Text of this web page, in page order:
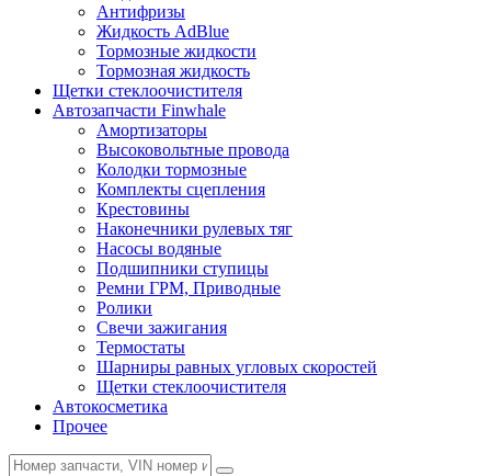
Антифризы
Жидкость AdBlue
Тормозные жидкости
Тормозная жидкость
Щетки стеклоочистителя
Автозапчасти Finwhale
Амортизаторы
Высоковольтные провода
Колодки тормозные
Комплекты сцепления
Крестовины
Наконечники рулевых тяг
Насосы водяные
Подшипники ступицы
Ремни ГРМ, Приводные
Ролики
Свечи зажигания
Термостаты
Шарниры равных угловых скоростей
Щетки стеклоочистителя
Автокосметика
Прочее